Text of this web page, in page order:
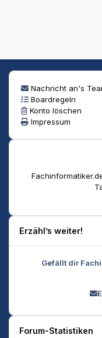
Nachricht an's
Boardregeln
Konto löschen
Impressum
Erzähl’s weiter!
Gefällt dir
Forum-Statistiken